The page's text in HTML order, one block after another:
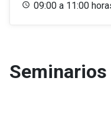
09:00 a 11:00
Seminarios